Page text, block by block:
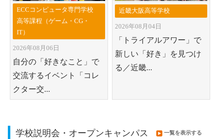
ECCコンピュータ専門学校
高等課程（ゲーム・CG・
IT）
2026年08月06日
自分の「好きなこと」で
交流するイベント「コレ
クター交...
近畿大阪高等学校
2026年08月04日
「トライアルアワー」で
新しい「好き」を見つけ
る／近畿...
学校説明会・オープンキャンパス 一覧を表示する